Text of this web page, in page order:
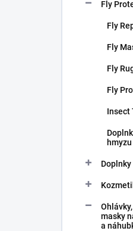
Fly
Fly
Fly
Fly
Fly
Insect
hmyzu
masky
a